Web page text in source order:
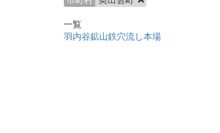
一覧
羽内谷鉱山鉄穴流し本場